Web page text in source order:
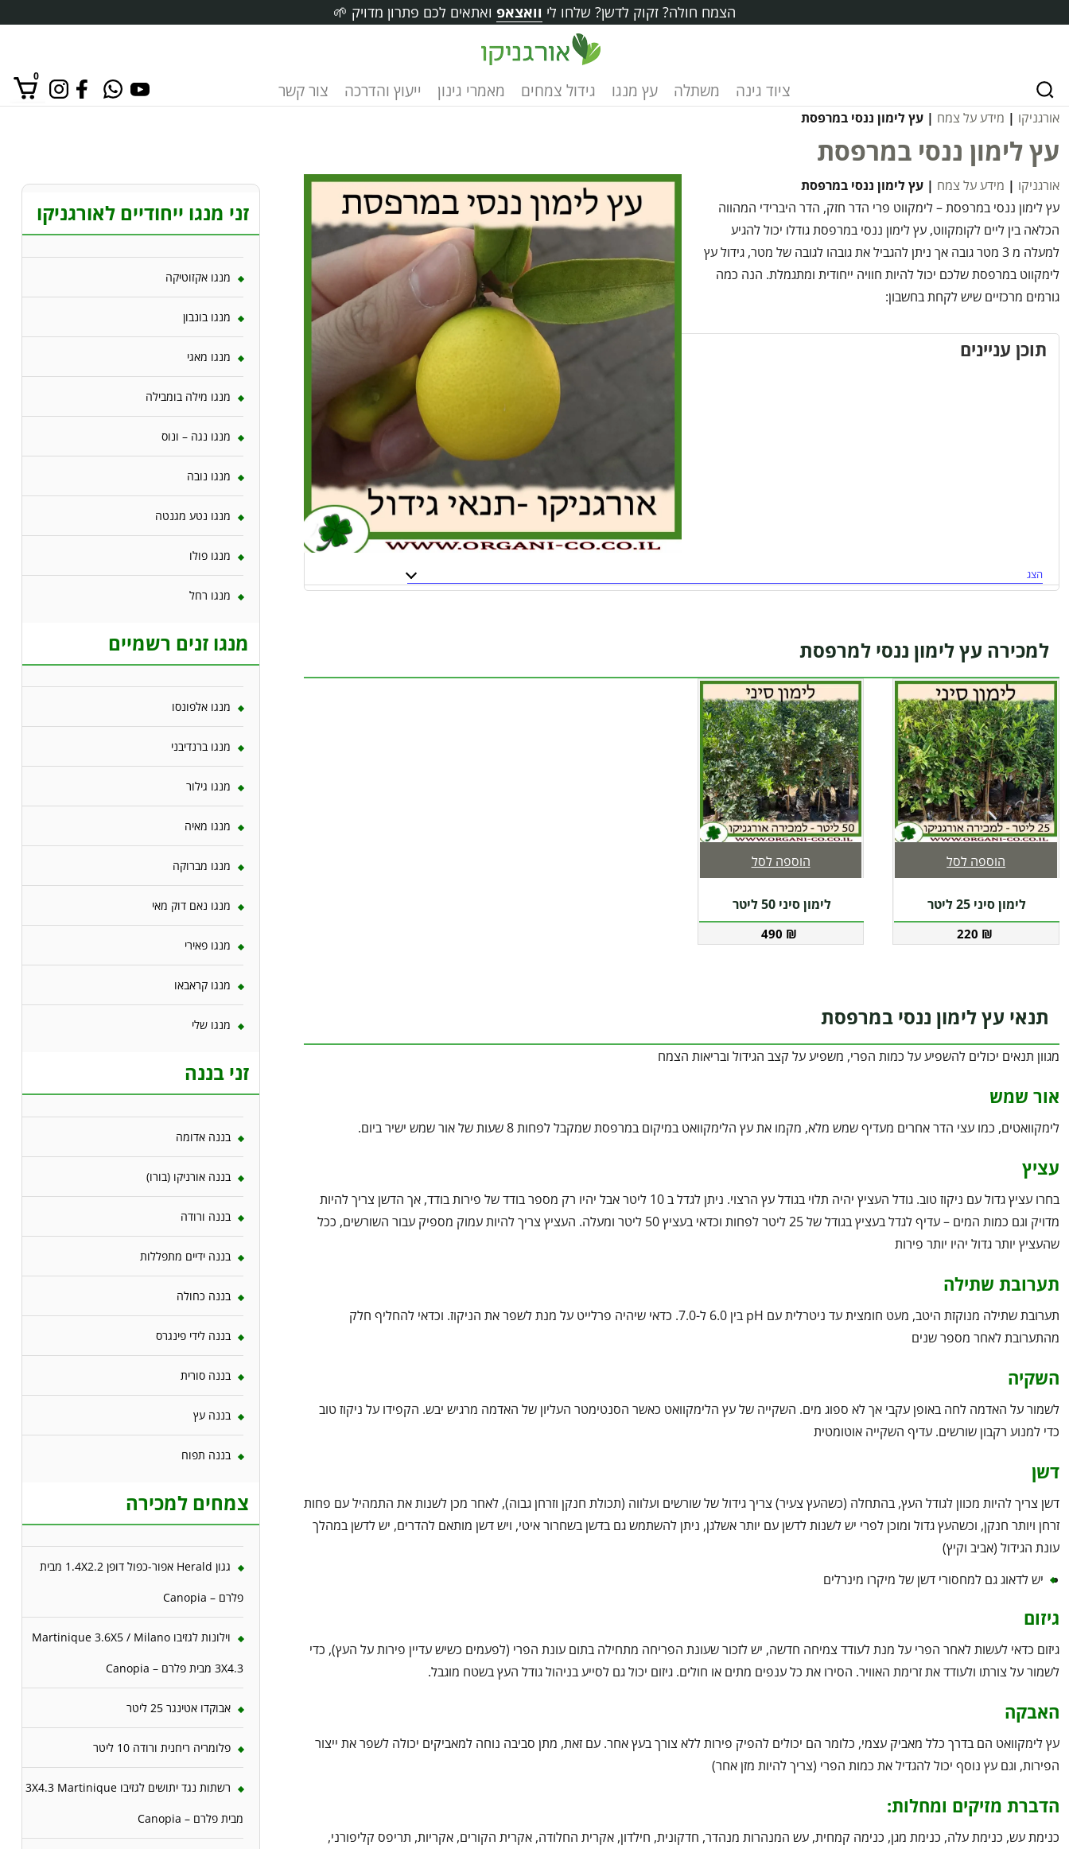
הצמח חולה? זקוק לדשן? שלחו לי וואצאפ ואתאים לכם פתרון מדויק 🌱
ציוד גינה משתלה עץ מנגו גידול צמחים מאמרי גינון ייעוץ והדרכה צור קשר
0
אורגניקו | מידע על צמח | עץ לימון ננסי במרפסת
עץ לימון ננסי במרפסת
אורגניקו | מידע על צמח | עץ לימון ננסי במרפסת
עץ לימון ננסי במרפסת – לימקווט פרי הדר חזק, הדר היברידי המהווה
הכלאה בין ליים לקומקווט, עץ לימון ננסי במרפסת גודלו יכול להגיע
למעלה מ 3 מטר גובה אך ניתן להגביל את גובהו לגובה של מטר, גידול עץ
לימקווט במרפסת שלכם יכול להיות חוויה ייחודית ומתגמלת. הנה כמה
גורמים מרכזיים שיש לקחת בחשבון:
תוכן עניינים
הצג
למכירה עץ לימון ננסי למרפסת
לימון סיני 25 ליטר
220 ₪
הוספה לסל
לימון סיני 50 ליטר
490 ₪
הוספה לסל
תנאי עץ לימון ננסי במרפסת
מגוון תנאים יכולים להשפיע על כמות הפרי, משפיע על קצב הגידול ובריאות הצמח
אור שמש
לימקוואטים, כמו עצי הדר אחרים מעדיף שמש מלא, מקמו את עץ הלימקוואט במיקום במרפסת שמקבל לפחות 8 שעות של אור שמש ישיר ביום.
עציץ
בחרו עציץ גדול עם ניקוז טוב. גודל העציץ יהיה תלוי בגודל עץ הרצוי. ניתן לגדל ב 10 ליטר אבל יהיו רק מספר בודד של פירות בודד, אך הדשן צריך להיות
מדויק וגם כמות המים – עדיף לגדל בעציץ בגודל של 25 ליטר לפחות וכדאי בעציץ 50 ליטר ומעלה. העציץ צריך להיות עמוק מספיק עבור השורשים, ככל
שהעציץ יותר גדול יהיו יותר פירות
תערובת שתילה
תערובת שתילה מנוקזת היטב, מעט חומצית עד ניטרלית עם pH בין 6.0 ל-7.0. כדאי שיהיה פרלייט על מנת לשפר את הניקוז. וכדאי להחליף חלק
מהתערובת לאחר מספר שנים
השקיה
לשמור על האדמה לחה באופן עקבי אך לא ספוג מים. השקייה של עץ הלימקוואט כאשר הסנטימטר העליון של האדמה מרגיש יבש. הקפידו על ניקוז טוב
כדי למנוע רקבון שורשים. עדיף השקייה אוטומטית
דשן
דשן צריך להיות מכוון לגודל העץ, בהתחלה (כשהעץ צעיר) צריך גידול של שורשים ועלווה (תכולת חנקן וזרחן גבוה), לאחר מכן לשנות את התמהיל עם פחות
זרחן ויותר חנקן, וכשהעץ גדול ומוכן לפרי יש לשנות לדשן עם יותר אשלגן, ניתן להשתמש גם בדשן בשחרור איטי, ויש דשן מותאם להדרים, יש לדשן במהלך
עונת הגידול (אביב וקיץ)
יש לדאוג גם למחסורי דשן של מיקרו מינרלים
גיזום
גיזום כדאי לעשות לאחר הפרי על מנת לעודד צמיחה חדשה, יש לזכור שעונת הפריחה מתחילה בתום עונת הפרי (לפעמים כשיש עדיין פירות על העץ), כדי
לשמור על צורתו ולעודד את זרימת האוויר. הסירו את כל ענפים מתים או חולים. גיזום יכול גם לסייע בניהול גודל העץ בשטח מוגבל.
האבקה
עץ לימקוואט הם בדרך כלל מאביק עצמי, כלומר הם יכולים להפיק פירות ללא צורך בעץ אחר. עם זאת, מתן סביבה נוחה למאביקים יכולה לשפר את ייצור
הפירות, וגם עץ נוסף יכול להגדיל את כמות הפרי (צריך להיות מזן אחר)
הדברת מזיקים ומחלות:
כנימת עש, כנימת עלה, כנימת מגן, כנימה קמחית, עש המנהרות מנהדר, חדקונית, חילדון, אקרית החלודה, אקרית הקורים, אקריות, תריפס קליפורני,
זני מנגו ייחודיים לאורגניקו
מנגו אקזוטיקה
מנגו בונבון
מנגו מאגי
מנגו מילה בומבילה
מנגו נגה – ונוס
מנגו נובה
מנגו נטע מגנטה
מנגו פולו
מנגו רחל
מנגו זנים רשמיים
מנגו אלפונסו
מנגו ברנדיבני
מנגו גילור
מנגו מאיה
מנגו מברוקה
מנגו נאם דוק מאי
מנגו פאירי
מנגו קראבאו
מנגו שלי
זני בננה
בננה אדומה
בננה אורניקו (בורו)
בננה ורודה
בננה ידיים מתפללות
בננה כחולה
בננה לידי פינגרס
בננה סורית
בננה עץ
בננה תפוח
צמחים למכירה
גגון Herald אפור-כפול דופן 1.4X2.2 מבית
פלרם – Canopia
וילונות לגזיבו Martinique 3.6X5 / Milano
3X4.3 מבית פלרם – Canopia
אבוקדו אטינגר 25 ליטר
פלומריה ריחנית ורודה 10 ליטר
רשתות נגד יתושים לגזיבו 3X4.3 Martinique
מבית פלרם – Canopia